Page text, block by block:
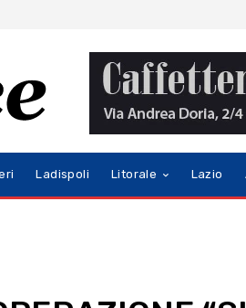
Ladispoli Litorale Lazio